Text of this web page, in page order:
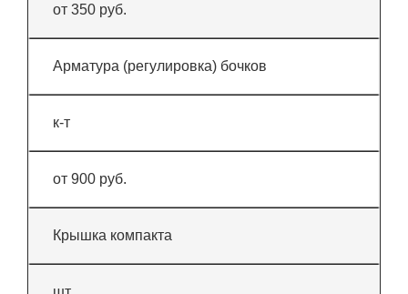
от 350 руб.
Арматура (регулировка) бочков
к-т
от 900 руб.
Крышка компакта